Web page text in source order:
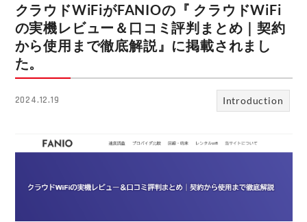
クラウドWiFiがFANIOの『 クラウドWiFi
の実機レビュー＆口コミ評判まとめ｜契約
から使用まで徹底解説』に掲載されまし
た。
2024.12.19 Introduction